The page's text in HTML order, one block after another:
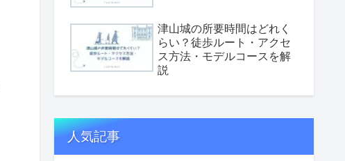
津山城の所要時間はどれく
らい？徒歩ルート・アクセ
ス方法・モデルコースを解
説
人気記事